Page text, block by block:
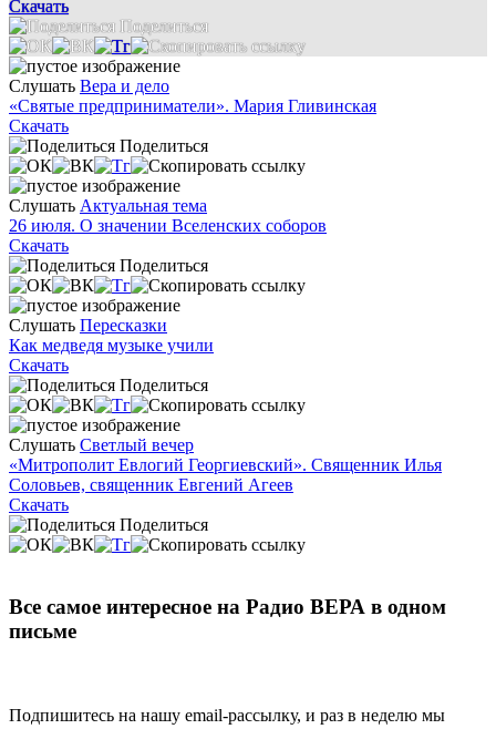
Скачать
Поделиться
Слушать Вера и дело
«Святые предприниматели». Мария Гливинская
Скачать
Поделиться
Слушать Актуальная тема
26 июля. О значении Вселенских соборов
Скачать
Поделиться
Слушать Пересказки
Как медведя музыке учили
Скачать
Поделиться
Слушать Светлый вечер
«Митрополит Евлогий Георгиевский». Священник Илья
Соловьев, священник Евгений Агеев
Скачать
Поделиться
Все самое интересное на Радио ВЕРА в одном
письме
Подпишитесь на нашу email-рассылку, и раз в неделю мы